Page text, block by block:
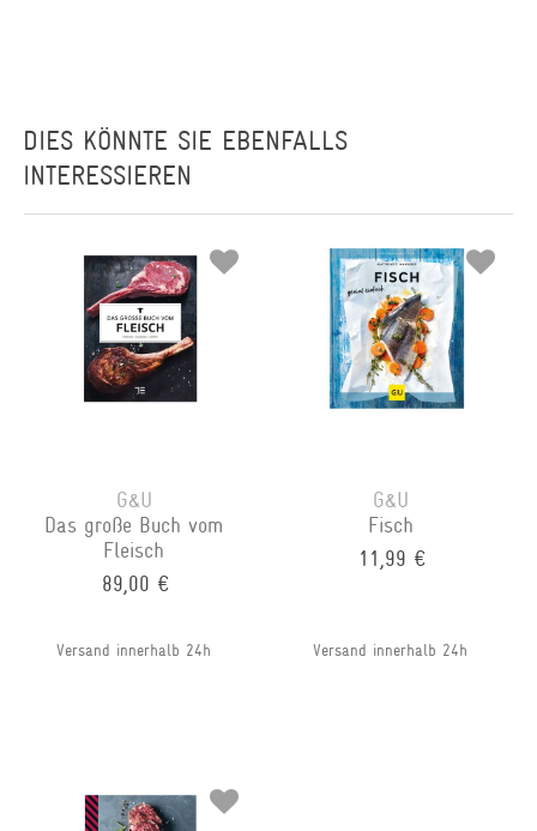
DIES KÖNNTE SIE EBENFALLS
INTERESSIEREN
G&U
Das große Buch vom
Fleisch
89,00 €
Versand innerhalb 24h
G&U
Fisch
11,99 €
Versand innerhalb 24h